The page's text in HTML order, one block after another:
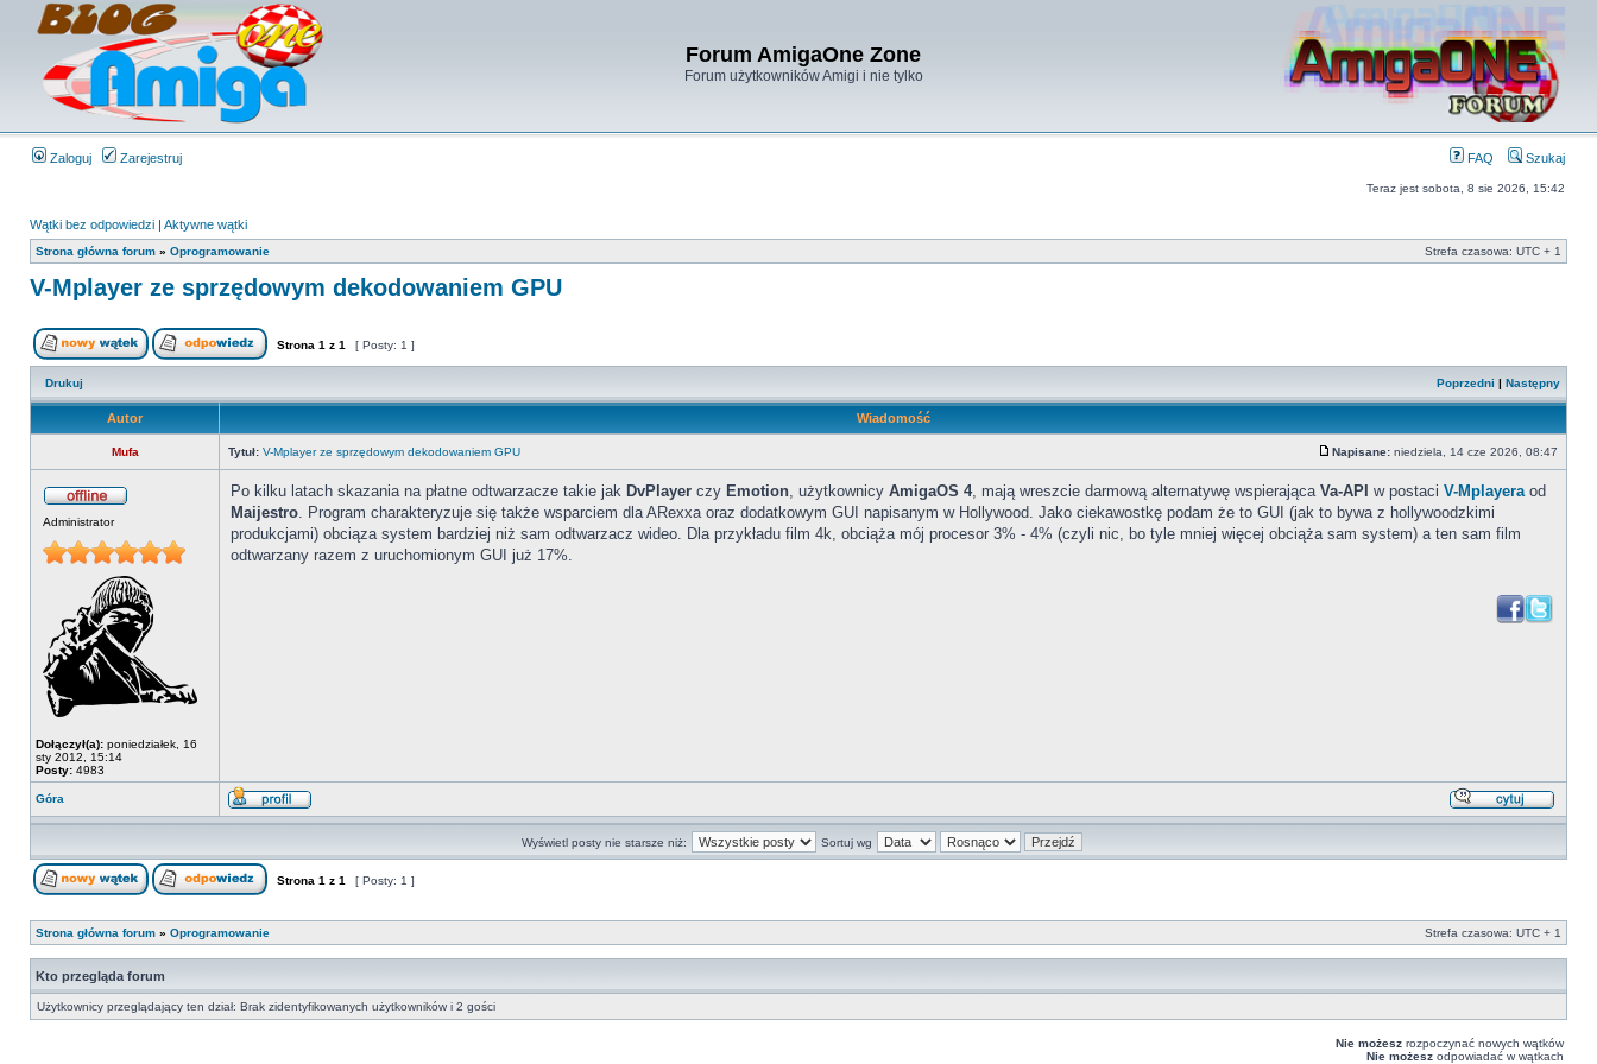
Forum AmigaOne Zone
Forum użytkowników Amigi i nie tylko
Zaloguj Zarejestruj FAQ Szukaj
Teraz jest sobota, 8 sie 2026, 15:42
Wątki bez odpowiedzi | Aktywne wątki
Strona główna forum » Oprogramowanie Strefa czasowa: UTC + 1
V-Mplayer ze sprzędowym dekodowaniem GPU
Strona 1 z 1 [ Posty: 1 ]
Drukuj Poprzedni | Następny
Autor Wiadomość
Mufa Tytuł: V-Mplayer ze sprzędowym dekodowaniem GPU Napisane: niedziela, 14 cze 2026, 08:47
Administrator
Dołączył(a): poniedziałek, 16
sty 2012, 15:14
Posty: 4983
Po kilku latach skazania na płatne odtwarzacze takie jak DvPlayer czy Emotion, użytkownicy AmigaOS 4, mają wreszcie darmową alternatywę wspierająca Va-API w postaci V-Mplayeraod
Maijestro. Program charakteryzuje się także wsparciem dla ARexxa oraz dodatkowym GUI napisanym w Hollywood. Jako ciekawostkę podam że to GUI (jak to bywa z hollywoodzkimi
produkcjami) obciąza system bardziej niż sam odtwarzacz wideo. Dla przykładu film 4k, obciąża mój procesor 3% - 4% (czyli nic, bo tyle mniej więcej obciąża sam system) a ten sam film
odtwarzany razem z uruchomionym GUI już 17%.
Góra
Wyświetl posty nie starsze niż: Sortuj wg
Strona 1 z 1 [ Posty: 1 ]
Strona główna forum » Oprogramowanie Strefa czasowa: UTC + 1
Kto przegląda forum
Użytkownicy przeglądający ten dział: Brak zidentyfikowanych użytkowników i 2 gości
Nie możesz rozpoczynać nowych wątków
Nie możesz odpowiadać w wątkach